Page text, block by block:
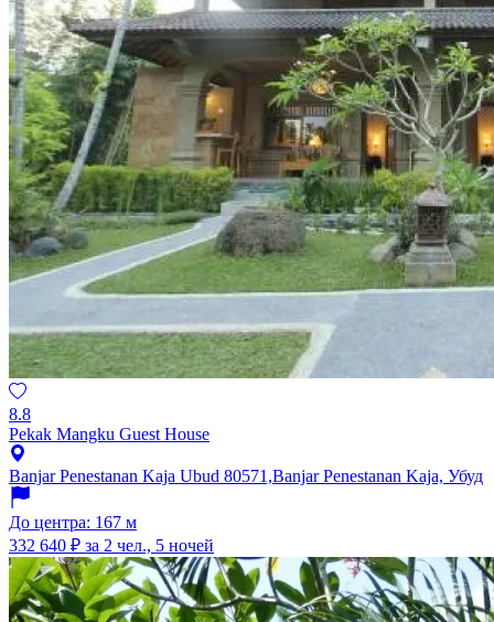
8.8
Pekak Mangku Guest House
Banjar Penestanan Kaja Ubud 80571,Banjar Penestanan Kaja, Убуд
До центра: 167 м
332 640 ₽ за 2 чел., 5 ночей